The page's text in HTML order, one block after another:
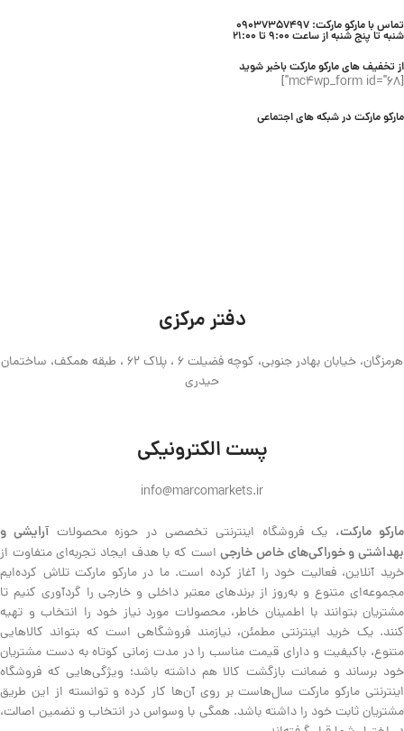
مناسب فصل های گرم
حجم 236 میل
تماس با مارکو مارکت: 09037357497
شنبه تا پنج شنبه از ساعت 9:00 تا 21:00
از تخفیف های مارکو مارکت باخبر شوید
[mc4wp_form id="68"]
مارکو مارکت در شبکه های اجتماعی
دفتر مرکزی
هرمزگان، خیابان بهادر جنوبی، کوچه فضیلت 6 ، پلاک 62 ، طبقه همکف، ساختمان
حیدری
پست الکترونیکی
info@marcomarkets.ir
مارکو مارکت، یک فروشگاه اینترنتی تخصصی در حوزه محصولاتآرایشی و
بهداشتی و خوراکی‌های خاص خارجیاست که با هدف ایجاد تجربه‌ای متفاوت از
خرید آنلاین، فعالیت خود را آغاز کرده است. ما در مارکو مارکت تلاش کرده‌ایم
مجموعه‌ای متنوع و به‌روز از برندهای معتبر داخلی و خارجی را گردآوری کنیم تا
مشتریان بتوانند با اطمینان خاطر، محصولات مورد نیاز خود را انتخاب و تهیه
کنند. یک خرید اینترنتی مطمئن، نیازمند فروشگاهی است که بتواند کالاهایی
متنوع، باکیفیت و دارای قیمت مناسب را در مدت زمانی کوتاه به دست مشتریان
خود برساند و ضمانت بازگشت کالا هم داشته باشد؛ ویژگی‌هایی که فروشگاه
اینترنتی مارکو مارکت سال‌هاست بر روی آن‌ها کار کرده و توانسته از این طریق
مشتریان ثابت خود را داشته باشد. همگی با وسواس در انتخاب و تضمین اصالت،